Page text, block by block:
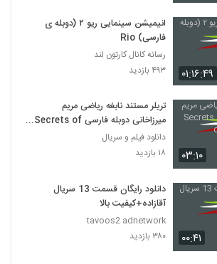
۰۱:۱۶:۴۹
انیمیشن‌ سینمایی ریو ۲ (دوبله ی
فارسی) Rio
رسانه کانال کارتون لند
۴۹۳ بازدید
۰۳:۱۰
تریلر مستند نابغه ریاضی مریم
میرزاخانی دوبله فارسی Secrets of
the Surface 2020
دانلود فیلم و سریال
۱۸ بازدید
۰۰:۴۱
دانلود رایگان قسمت 13 سریال
آقازاده+کیفیت بالا
tavoos2 adnetwork
۳۸۰ بازدید